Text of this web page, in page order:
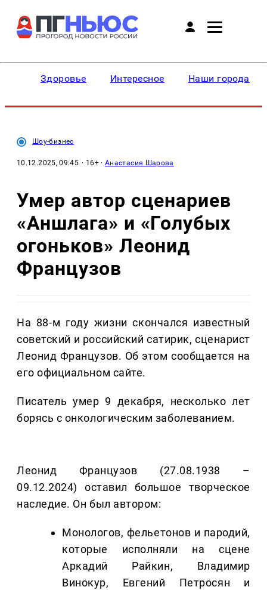
Здоровье Интересное Наши города
Шоу-бизнес
10.12.2025, 09:45 · 16+ ·Анастасия Шарова
Умер автор сценариев
«Аншлага» и «Голубых
огоньков» Леонид
Французов
На 88-м году жизни скончался известный
советский и российский сатирик, сценарист
Леонид Французов. Об этом сообщается на
его официальном сайте.
Писатель умер 9 декабря, несколько лет
борясь с онкологическим заболеванием.
Леонид Французов (27.08.1938 –
09.12.2024) оставил большое творческое
наследие. Он был автором:
Монологов, фельетонов и пародий,
которые исполняли на сцене
Аркадий Райкин, Владимир
Винокур, Евгений Петросян и